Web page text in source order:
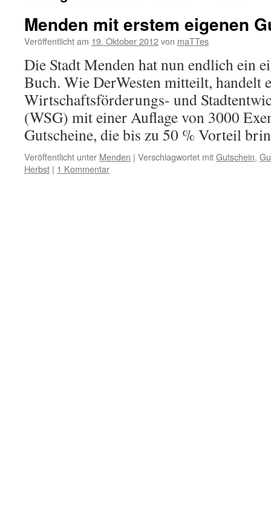
Menden mit erstem eigenen
Veröffentlicht am 19. Oktober 2012von maTTes
Die Stadt Menden hat nun endlich ein
Buch. Wie DerWesten mitteilt, handelt
Wirtschaftsförderungs- und
(WSG) mit einer Auflage von 3000
Gutscheine, die bis zu 50 % Vorteil
Veröffentlicht unter Menden | Verschlagwortet mitGutschein,
Herbst | 1 Kommentar